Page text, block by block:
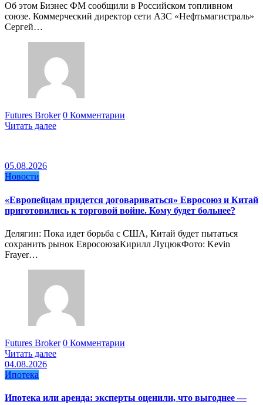
Об этом Бизнес ФМ сообщили в Российском топливном
союзе. Коммерческий директор сети АЗС «Нефтьмагистраль»
Сергей…
Futures Broker 0 Комментарии
Читать далее
05.08.2026
Новости
«Европейцам придется договариваться» Евросоюз и Китай
приготовились к торговой войне. Кому будет больнее?
Делягин: Пока идет борьба с США, Китай будет пытаться
сохранить рынок ЕвросоюзаКирилл ЛуцюкФото: Kevin
Frayer…
Futures Broker 0 Комментарии
Читать далее
04.08.2026
Ипотека
Ипотека или аренда: эксперты оценили, что выгоднее —